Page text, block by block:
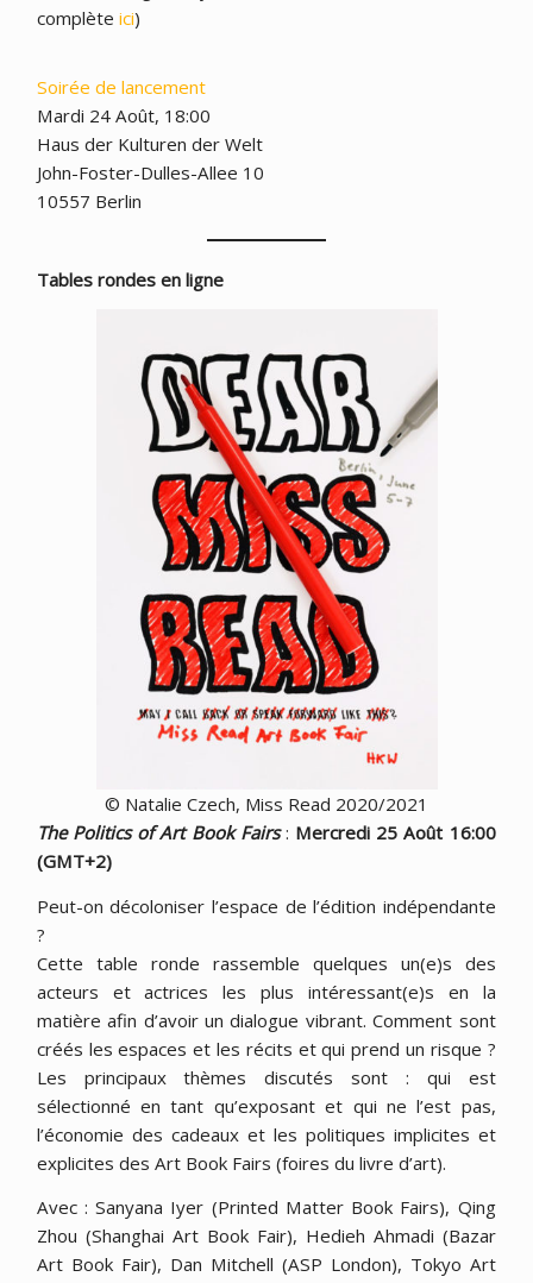
complète ici)
Soirée de lancement
Mardi 24 Août, 18:00
Haus der Kulturen der Welt
John-Foster-Dulles-Allee 10
10557 Berlin
Tables rondes en ligne
© Natalie Czech, Miss Read 2020/2021
The Politics of Art Book Fairs: Mercredi 25 Août 16:00
(GMT+2)
Peut-on décoloniser l’espace de l’édition indépendante
?
Cette table ronde rassemble quelques un(e)s des
acteurs et actrices les plus intéressant(e)s en la
matière afin d’avoir un dialogue vibrant. Comment sont
créés les espaces et les récits et qui prend un risque ?
Les principaux thèmes discutés sont : qui est
sélectionné en tant qu’exposant et qui ne l’est pas,
l’économie des cadeaux et les politiques implicites et
explicites des Art Book Fairs (foires du livre d’art).
Avec : Sanyana Iyer (Printed Matter Book Fairs), Qing
Zhou (Shanghai Art Book Fair), Hedieh Ahmadi (Bazar
Art Book Fair), Dan Mitchell (ASP London), Tokyo Art